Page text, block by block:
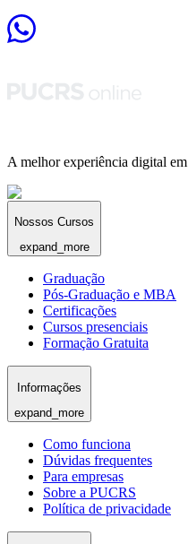
A melhor experiência digital
Nossos Cursos
expand_more
Graduação
Pós-Graduação e MBA
Certificações
Cursos presenciais
Formação Gratuita
Informações
expand_more
Como funciona
Dúvidas frequentes
Para empresas
Sobre a PUCRS
Política de privacidade